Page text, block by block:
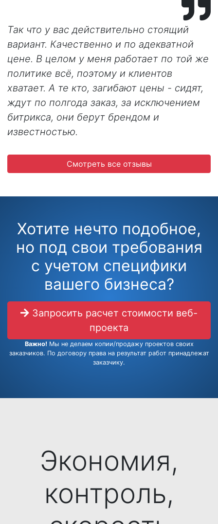
Так что у вас действительно стоящий
вариант. Качественно и по адекватной
цене. В целом у меня работает по той же
политике всё, поэтому и клиентов
хватает. А те кто, загибают цены - сидят,
ждут по полгода заказ, за исключением
битрикса, они берут брендом и
известностью.
Смотреть все отзывы
Хотите нечто подобное,
но под свои требования
с учетом специфики
вашего бизнеса?
Запросить расчет стоимости веб-
проекта
Важно! Мы не делаем копии/продажу проектов своих
заказчиков. По договору права на результат работ принадлежат
заказчику.
Экономия,
контроль,